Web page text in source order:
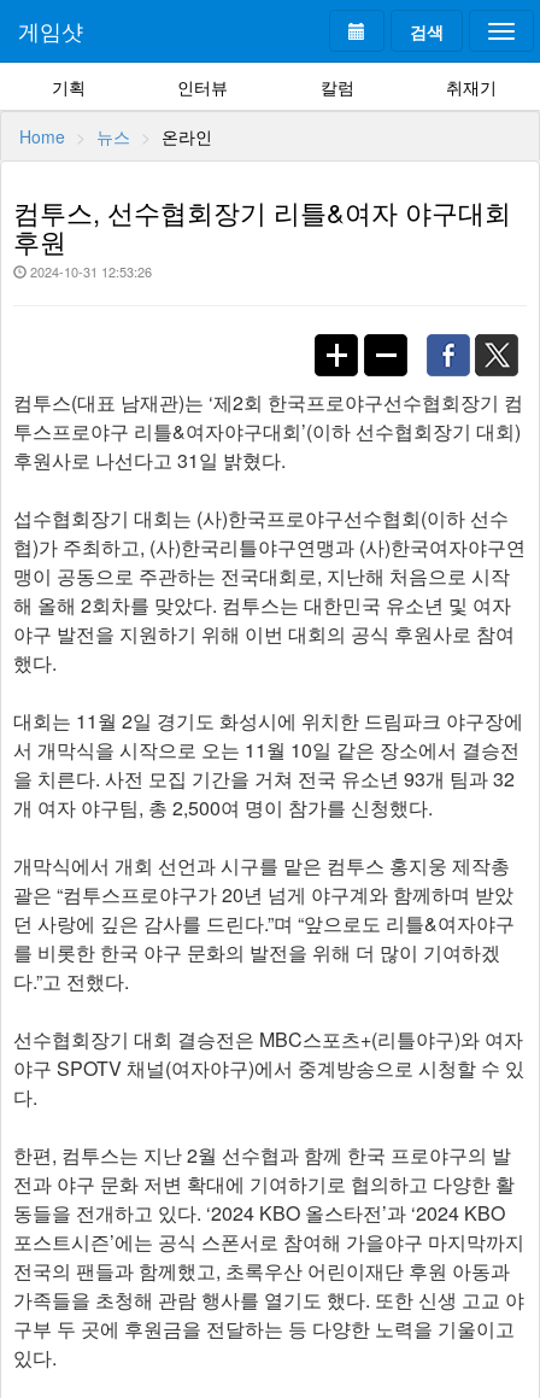
검색
게임샷
기획 인터뷰 칼럼 취재기
Home 뉴스 온라인
컴투스, 선수협회장기 리틀&여자 야구대회
후원
2024-10-31 12:53:26
컴투스(대표 남재관)는 ‘제2회 한국프로야구선수협회장기 컴
투스프로야구 리틀&여자야구대회’(이하 선수협회장기 대회)
후원사로 나선다고 31일 밝혔다.
섭수협회장기 대회는 (사)한국프로야구선수협회(이하 선수
협)가 주최하고, (사)한국리틀야구연맹과 (사)한국여자야구연
맹이 공동으로 주관하는 전국대회로, 지난해 처음으로 시작
해 올해 2회차를 맞았다. 컴투스는 대한민국 유소년 및 여자
야구 발전을 지원하기 위해 이번 대회의 공식 후원사로 참여
했다.
대회는 11월 2일 경기도 화성시에 위치한 드림파크 야구장에
서 개막식을 시작으로 오는 11월 10일 같은 장소에서 결승전
을 치른다. 사전 모집 기간을 거쳐 전국 유소년 93개 팀과 32
개 여자 야구팀, 총 2,500여 명이 참가를 신청했다.
개막식에서 개회 선언과 시구를 맡은 컴투스 홍지웅 제작총
괄은 “컴투스프로야구가 20년 넘게 야구계와 함께하며 받았
던 사랑에 깊은 감사를 드린다.”며 “앞으로도 리틀&여자야구
를 비롯한 한국 야구 문화의 발전을 위해 더 많이 기여하겠
다.”고 전했다.
선수협회장기 대회 결승전은 MBC스포츠+(리틀야구)와 여자
야구 SPOTV 채널(여자야구)에서 중계방송으로 시청할 수 있
다.
한편, 컴투스는 지난 2월 선수협과 함께 한국 프로야구의 발
전과 야구 문화 저변 확대에 기여하기로 협의하고 다양한 활
동들을 전개하고 있다. ‘2024 KBO 올스타전’과 ‘2024 KBO
포스트시즌’에는 공식 스폰서로 참여해 가을야구 마지막까지
전국의 팬들과 함께했고, 초록우산 어린이재단 후원 아동과
가족들을 초청해 관람 행사를 열기도 했다. 또한 신생 고교 야
구부 두 곳에 후원금을 전달하는 등 다양한 노력을 기울이고
있다.​